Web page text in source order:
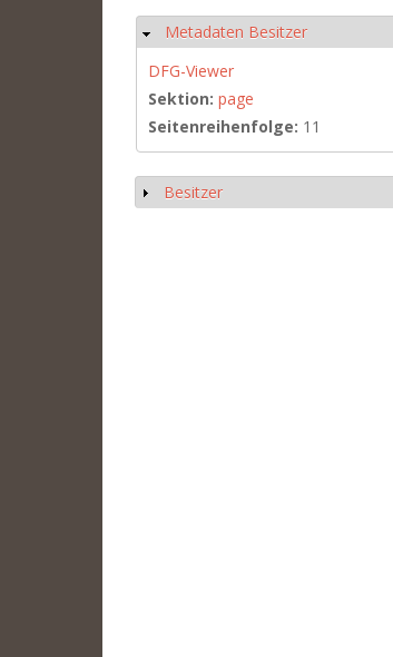
Ausblenden
Metadaten Besitzer
DFG-Viewer
Sektion: page
Seitenreihenfolge: 11
Anzeigen
Besitzer